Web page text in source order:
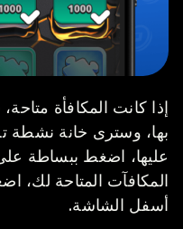
إذا كانت المكافأة
بها، وسترى خانة نشطة
عليها، اضغط ببساطة
المكافآت المتاحة لك،
أسفل الشاشة.